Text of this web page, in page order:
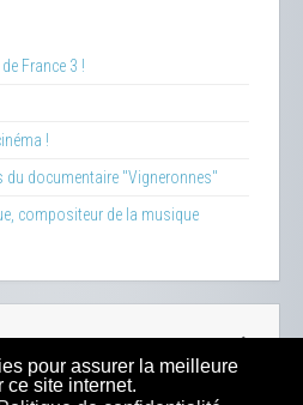
pour assurer la meilleure
ce site internet.
France 3 !
!
du documentaire "Vigneronnes"
compositeur de la musique
-Mentions Légales-Contacts
- Boutique